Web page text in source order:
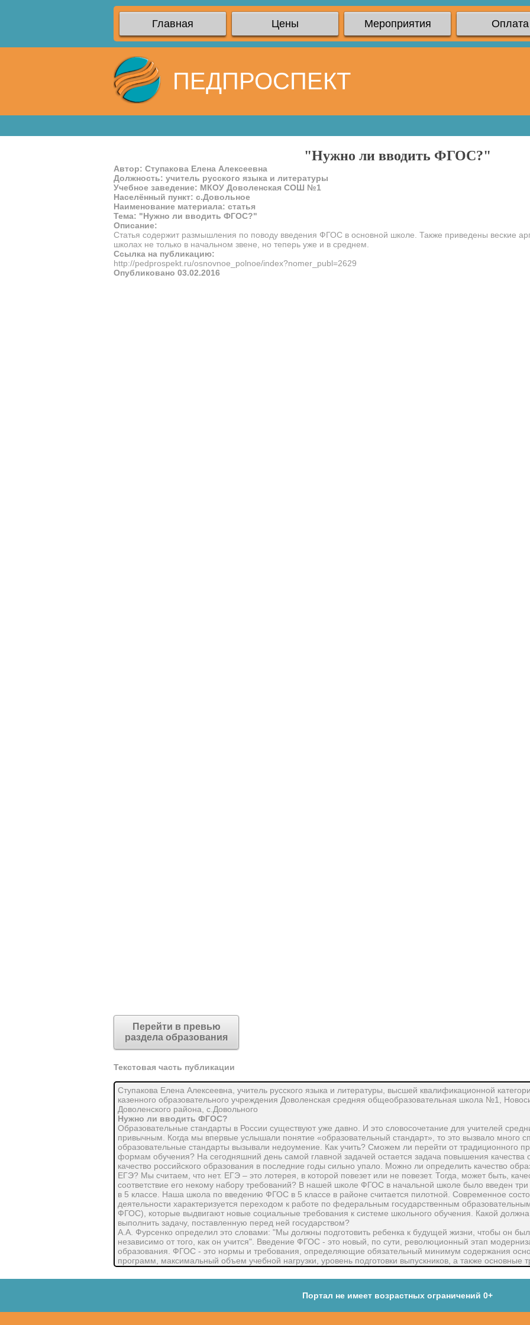
Главная Цены Мероприятия Оплата
ПЕДПРОСПЕКТ
"Нужно ли вводить ФГОС?"
Автор: Ступакова Елена Алексеевна
Должность: учитель русского языка и литературы
Учебное заведение: МКОУ Доволенская СОШ №1
Населённый пункт: с.Довольное
Наименование материала: статья
Тема: "Нужно ли вводить ФГОС?"
Описание:
Статья содержит размышления по поводу введения ФГОС в основной школе. Также приведены веские
школах не только в начальном звене, но теперь уже и в среднем.
Ссылка на публикацию:
http://pedprospekt.ru/osnovnoe_polnoe/index?nomer_publ=2629
Опубликовано 03.02.2016
Перейти в превью
раздела образования
Текстовая часть публикации
Ступакова Елена Алексеевна, учитель русского языка и литературы, высшей квалификационной
казенного образовательного учреждения Доволенская средняя общеобразовательная школа №1,
Доволенского района, с.Довольного
Нужно ли вводить ФГОС?
Образовательные стандарты в России существуют уже давно. И это словосочетание для учителей
привычным. Когда мы впервые услышали понятие «образовательный стандарт», то это вызвало много
образовательные стандарты вызывали недоумение. Как учить? Сможем ли перейти от традиционного
формам обучения? На сегодняшний день самой главной задачей остается задача повышения качества
качество российского образования в последние годы сильно упало. Можно ли определить качество
ЕГЭ? Мы считаем, что нет. ЕГЭ – это лотерея, в которой повезет или не повезет. Тогда, может быть,
соответствие его некому набору требований? В нашей школе ФГОС в начальной школе было введен три
в 5 классе. Наша школа по введению ФГОС в 5 классе в районе считается пилотной. Современное
деятельности характеризуется переходом к работе по федеральным государственным
ФГОС), которые выдвигают новые социальные требования к системе школьного обучения. Какой
выполнить задачу, поставленную перед ней государством?
А.А. Фурсенко определил это словами: "Мы должны подготовить ребенка к будущей жизни, чтобы он
независимо от того, как он учится". Введение ФГОС - это новый, по сути, революционный этап
образования. ФГОС - это нормы и требования, определяющие обязательный минимум содержания
программ, максимальный объем учебной нагрузки, уровень подготовки выпускников, а также основные
техническому, учебно-лабораторному, информационно-методическому, кадровому обеспечению
школах. Старые стандарты были ориентированы на сохранение единого образовательного
особенностью нового Стандарта? Отличительной особенностью нового стандарта является его
Портал не имеет возрастных ограничений 0+